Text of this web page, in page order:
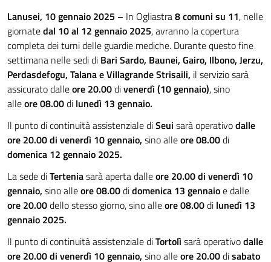
Lanusei, 10 gennaio 2025 – In Ogliastra8 comuni su 11, nelle
giornatedal 10 al 12 gennaio 2025, avranno la copertura
completa dei turni delle guardie mediche. Durante questo fine
settimana nelle sedi di Bari Sardo, Baunei, Gairo, Ilbono, Jerzu,
Perdasdefogu, Talana e Villagrande Strisaili, il servizio sarà
assicurato dalleore 20.00divenerdì (10 gennaio), sino
alleore 08.00di lunedì 13 gennaio.
Il punto di continuità assistenziale diSeui sarà operativodalle
ore 20.00 di venerdì 10 gennaio, sino alleore 08.00di
domenica 12 gennaio 2025.
La sede diTerteniasarà aperta dalleore 20.00 di venerdì 10
gennaio, sino alleore 08.00didomenica 13 gennaioe dalle
ore 20.00dello stesso giorno, sino alleore 08.00di lunedì 13
gennaio 2025.
Il punto di continuità assistenziale diTortolìsarà operativodalle
ore 20.00 di venerdì 10 gennaio, sino alleore 20.00disabato